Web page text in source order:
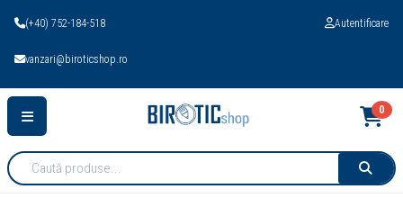
(+40) 752-184-518
vanzari@biroticshop.ro
Autentificare
Cauta
produse:
0